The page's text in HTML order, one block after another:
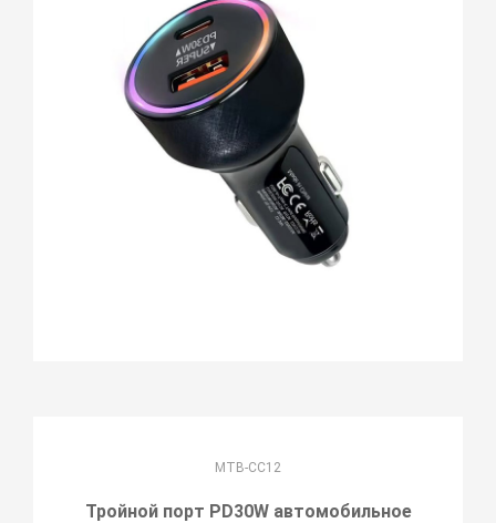
MTB-CC12
Тройной порт PD30W автомобильное